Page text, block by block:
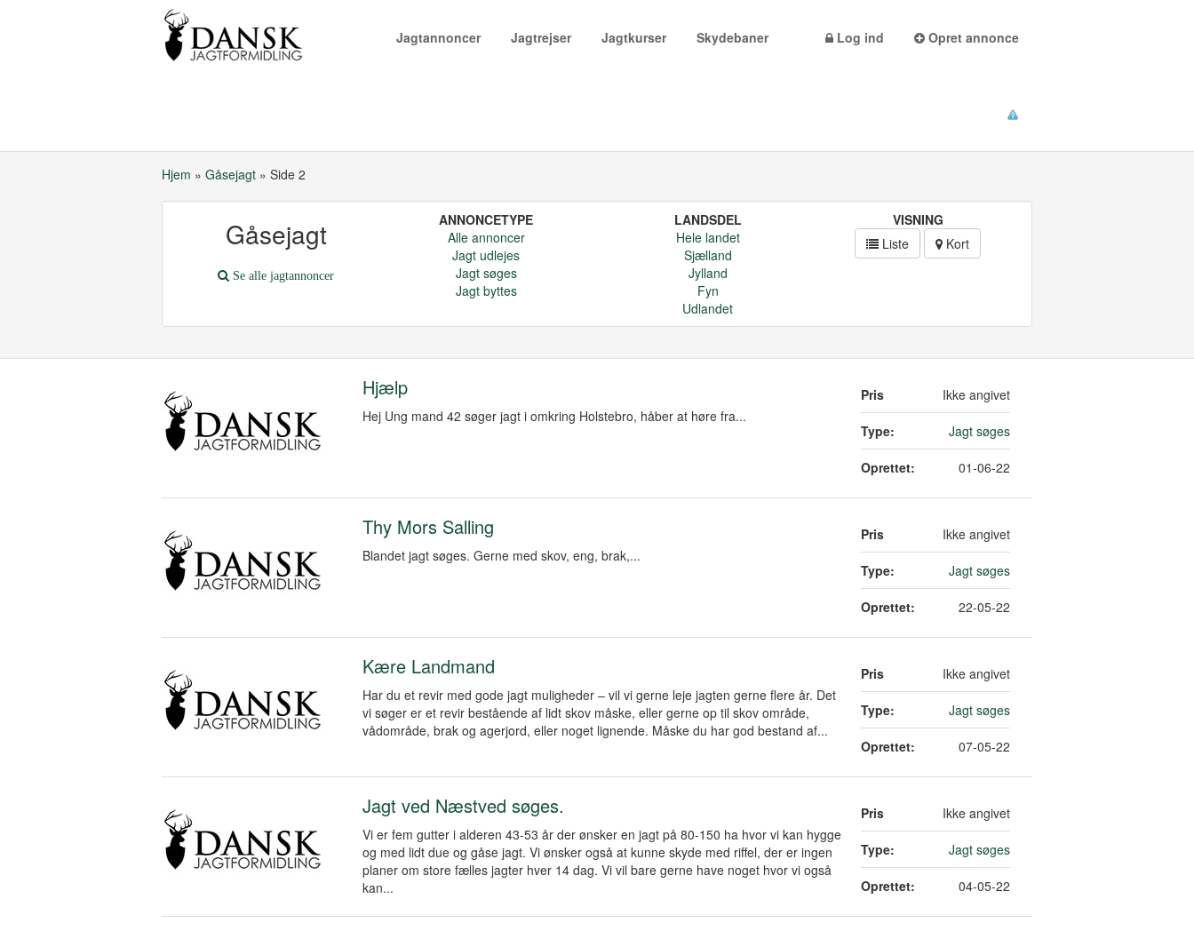
Jagtannoncer Jagtrejser Jagtkurser Skydebaner Log ind Opret annonce
Hjem » Gåsejagt » Side 2
Gåsejagt
Se alle jagtannoncer
ANNONCETYPE
Alle annoncer
Jagt udlejes
Jagt søges
Jagt byttes
LANDSDEL
Hele landet
Sjælland
Jylland
Fyn
Udlandet
VISNING
Liste
Kort
Hjælp
Hej Ung mand 42 søger jagt i omkring Holstebro, håber at høre fra...
Pris Ikke angivet
Type: Jagt søges
Oprettet: 01-06-22
Thy Mors Salling
Blandet jagt søges. Gerne med skov, eng, brak,...
Pris Ikke angivet
Type: Jagt søges
Oprettet: 22-05-22
Kære Landmand
Har du et revir med gode jagt muligheder – vil vi gerne leje jagten gerne flere år. Det
vi søger er et revir bestående af lidt skov måske, eller gerne op til skov område,
vådområde, brak og agerjord, eller noget lignende. Måske du har god bestand af...
Pris Ikke angivet
Type: Jagt søges
Oprettet: 07-05-22
Jagt ved Næstved søges.
Vi er fem gutter i alderen 43-53 år der ønsker en jagt på 80-150 ha hvor vi kan hygge
og med lidt due og gåse jagt. Vi ønsker også at kunne skyde med riffel, der er ingen
planer om store fælles jagter hver 14 dag. Vi vil bare gerne have noget hvor vi også
kan...
Pris Ikke angivet
Type: Jagt søges
Oprettet: 04-05-22